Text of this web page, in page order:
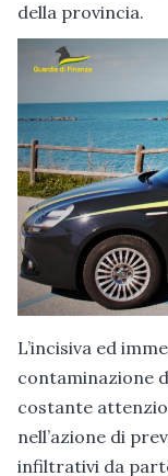
della provincia.
L’incisiva ed
contaminazione
costante
nell’azione di
infiltrativi da